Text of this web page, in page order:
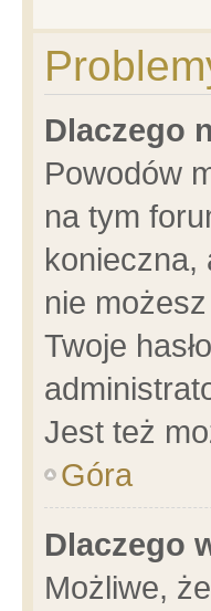
Dlaczego
Powodów
na tym
konieczna,
nie
Twoje
Jest też
Góra
Dlaczego
Możliwe,